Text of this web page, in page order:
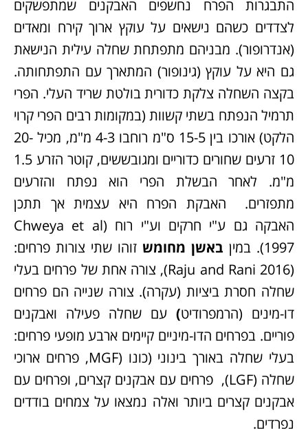
התבגרות הפרח נחשפים האבקנים שמתפשקים
לצדדים כשהם נישאים על עוקץ ארוך קירח ומאדים
(אנדרופור). מבניהם מתפתחת שחלה עילית הנישאת
גם היא על עוקץ (גינופור) המתארך עם התפתחותה.
בקצה השחלה צלקת כדורית בולטת שריד העלי. הפרי
תרמיל הנפתח בשתי קשוות (במקומות רבים הפרי קרוי
הלקט) אורכו בין 15-5 ס"מ רוחבו 4-3 מ"מ, מכיל 20-
10 זרעים שחורים כדוריים ומגובששים, קוטר הזרע 1.5
מ"מ. לאחר הבשלת הפרי הוא נפתח והזרעים
מתפזרים. האבקת הפרח היא עצמית אך תתכן
האבקה גם ע"י חרקים וע"י רוח (Chweya et al
1997). במין
באשן מחומש זוהו שתי צורות פרחים:
(Raju and Rani 2016), צורה אחת של פרחים בעלי
שחלה חסרת ביציות (עקרה). צורה שנייה הם פרחים
דו-מינים (הרמפרודיט) עם שחלה פעילה ואבקנים
פוריים. בפרחים הדו-מיניים קיימים ארבע מופעי פרחים:
בעלי שחלה באורך בינוני (כונו (MGF, פרחים ארוכי
שחלה (LGF), פרחים עם אבקנים קצרים, ופרחים עם
אבקנים קצרים ביותר ואלה נמצאו על צמחים בודדים
נפרדים.